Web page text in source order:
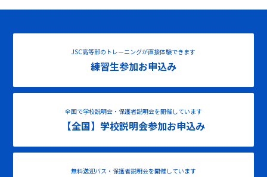
JSC高等部のトレーニングが直接体験できます
練習生参加お申込み
全国で学校説明会・保護者説明会を開催しています
【全国】学校説明会参加お申込み
無料送迎バス・保護者説明会を開催しています